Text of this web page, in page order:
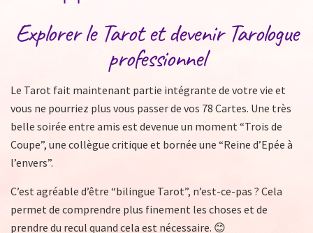
Explorer le Tarot et devenir Tarologue
professionnel
Le Tarot fait maintenant partie intégrante de votre vie et
vous ne pourriez plus vous passer de vos 78 Cartes. Une très
belle soirée entre amis est devenue un moment “Trois de
Coupe”, une collègue critique et bornée une “Reine d’Epée à
l’envers”.
C’est agréable d’être “bilingue Tarot”, n’est-ce-pas ? Cela
permet de comprendre plus finement les choses et de
prendre du recul quand cela est nécessaire. 😊